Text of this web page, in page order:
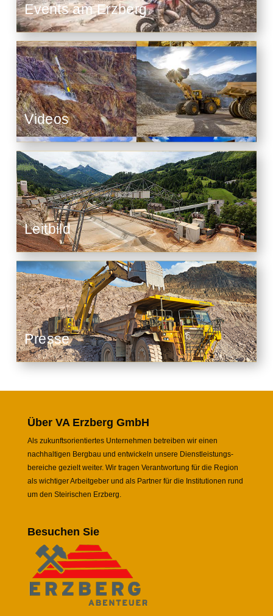
Events am Erzberg
Videos
Leitbild
Presse
Über VA Erzberg GmbH
Als zukunftsorientiertes Unternehmen betreiben wir einen
nachhaltigen Bergbau und entwickeln unsere Dienstleistungs-
bereiche gezielt weiter. Wir tragen Verantwortung für die Region
als wichtiger Arbeitgeber und als Partner für die Institutionen rund
um den Steirischen Erzberg.
Besuchen Sie